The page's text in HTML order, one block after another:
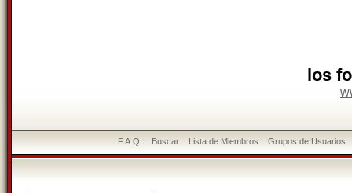
los
F.A.Q. Buscar Lista de Miembros Grupos de Usuarios